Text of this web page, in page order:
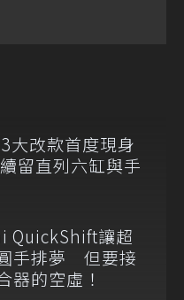
大改款首度現身
留直列六缸與手
QuickShift讓超
手排夢 但要接
器的空虛！